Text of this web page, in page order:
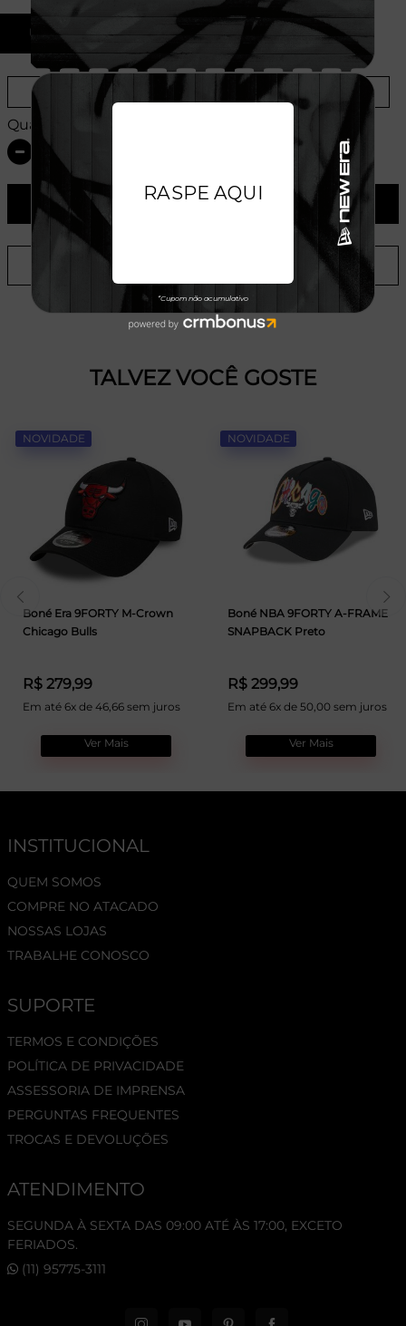
U
Provador Virtual Tabela de Medidas
Quantidade:
ADICIONAR AO CARRINHO
ADICIONAR A LISTA DE DESEJOS
TALVEZ VOCÊ GOSTE
NOVIDADE
Boné Era 9FORTY M-Crown
Chicago Bulls
R$ 279,99
Em até 6x de 46,66 sem juros
Ver Mais
NOVIDADE
Boné NBA 9FORTY A-FRAME
SNAPBACK Preto
R$ 299,99
Em até 6x de 50,00 sem juros
Ver Mais
INSTITUCIONAL
QUEM SOMOS
COMPRE NO ATACADO
NOSSAS LOJAS
TRABALHE CONOSCO
SUPORTE
TERMOS E CONDIÇÕES
POLÍTICA DE PRIVACIDADE
ASSESSORIA DE IMPRENSA
PERGUNTAS FREQUENTES
TROCAS E DEVOLUÇÕES
ATENDIMENTO
SEGUNDA À SEXTA DAS 09:00 ATÉ ÀS 17:00, EXCETO
FERIADOS.
(11) 95775-3111